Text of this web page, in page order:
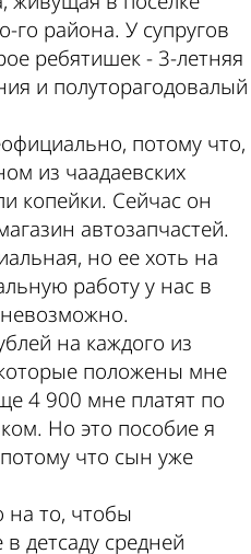
го района. У супругов
ребятишек - 3-летняя
и полуторагодовалый
потому что,
из чаадаевских
копейки. Сейчас он
автозапчастей.
но ее хоть на
работу у нас в
на каждого из
положены мне
4 900 мне платят по
Но это пособие я
что сын уже
на то, чтобы
детсаду средней